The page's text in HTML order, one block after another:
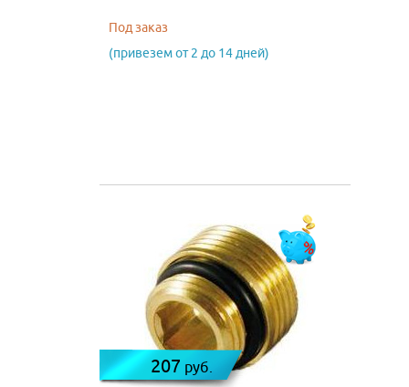
Под заказ
(привезем от 2 до 14 дней)
207 руб.